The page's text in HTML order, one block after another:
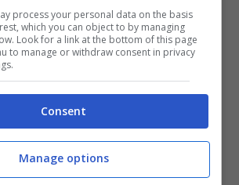
process your personal data on the basis
which you can object to by managing
Look for a link at the bottom of this page
to manage or withdraw consent in privacy
Consent
Manage options